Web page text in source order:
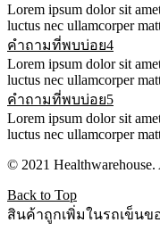
Lorem ipsum dolor sit
luctus nec ullamcorper
คำถามที่พบบ่อย4
Lorem ipsum dolor sit
luctus nec ullamcorper
คำถามที่พบบ่อย5
Lorem ipsum dolor sit
luctus nec ullamcorper
© 2021 Healthwarehouse.
Back to Top
สินค้าถูกเพิ่มในรถเข็น